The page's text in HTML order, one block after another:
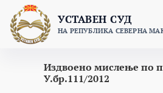
content
УСТАВЕН СУД
НА РЕПУБЛИКА СЕВЕРНА
Издвоено мислење по
У.бр.111/2012